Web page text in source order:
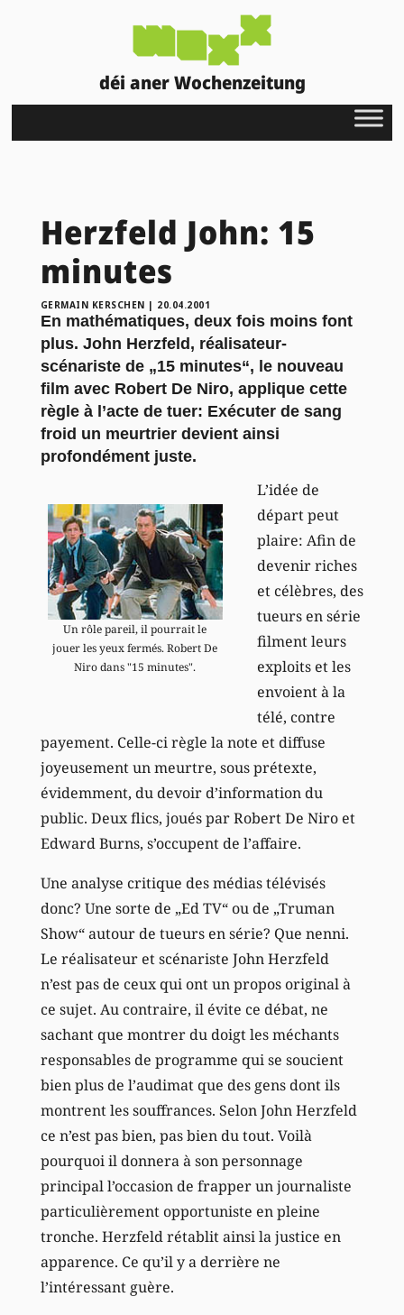
déi aner Wochenzeitung
Herzfeld John: 15
minutes
GERMAIN KERSCHEN | 20.04.2001
En mathématiques, deux fois moins font
plus. John Herzfeld, réalisateur-
scénariste de „15 minutes“, le nouveau
film avec Robert De Niro, applique cette
règle à l’acte de tuer: Exécuter de sang
froid un meurtrier devient ainsi
profondément juste.
Un rôle pareil, il pourrait le
jouer les yeux fermés. Robert De
Niro dans "15 minutes".
L’idée de
départ peut
plaire: Afin de
devenir riches
et célèbres, des
tueurs en série
filment leurs
exploits et les
envoient à la
télé, contre
payement. Celle-ci règle la note et diffuse
joyeusement un meurtre, sous prétexte,
évidemment, du devoir d’information du
public. Deux flics, joués par Robert De Niro et
Edward Burns, s’occupent de l’affaire.
Une analyse critique des médias télévisés
donc? Une sorte de „Ed TV“ ou de „Truman
Show“ autour de tueurs en série? Que nenni.
Le réalisateur et scénariste John Herzfeld
n’est pas de ceux qui ont un propos original à
ce sujet. Au contraire, il évite ce débat, ne
sachant que montrer du doigt les méchants
responsables de programme qui se soucient
bien plus de l’audimat que des gens dont ils
montrent les souffrances. Selon John Herzfeld
ce n’est pas bien, pas bien du tout. Voilà
pourquoi il donnera à son personnage
principal l’occasion de frapper un journaliste
particulièrement opportuniste en pleine
tronche. Herzfeld rétablit ainsi la justice en
apparence. Ce qu’il y a derrière ne
l’intéressant guère.